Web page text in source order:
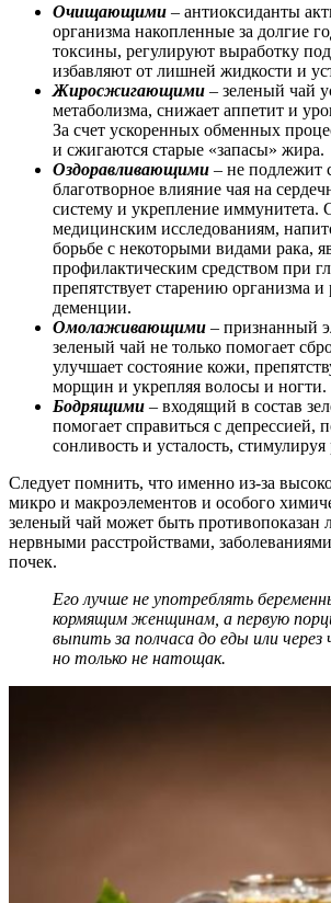
Очищающими – антиоксиданты
организма накопленные за долгие
токсины, регулируют выработку
избавляют от лишней жидкости и
Жиросжигающими – зеленый чай
метаболизма, снижает аппетит и
За счет ускоренных обменных
и сжигаются старые «запасы» жира.
Оздоравливающими – не подлежит
благотворное влияние чая на
систему и укрепление иммунитета.
медицинским исследованиям,
борьбе с некоторыми видами рака,
профилактическим средством при
препятствует старению организма
деменции.
Омолаживающими – признанный
зеленый чай не только помогает
улучшает состояние кожи,
морщин и укрепляя волосы и ногти.
Бодрящими – входящий в состав
помогает справиться с депрессией,
сонливость и усталость, стимулируя
Следует помнить, что именно из-за
микро и макроэлементов и особого
зеленый чай может быть
нервными расстройствами,
почек.
Его лучше не употреблять
кормящим женщинам, а первую
выпить за полчаса до еды или через
но только не натощак.